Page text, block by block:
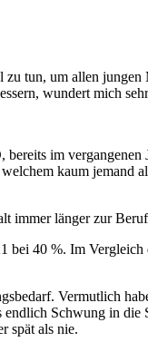
tun, um allen
wundert mich
im vergangenen
kaum jemand
immer länger zur
bei 40 %. Im
Vermutlich
Schwung in die
spät als nie.